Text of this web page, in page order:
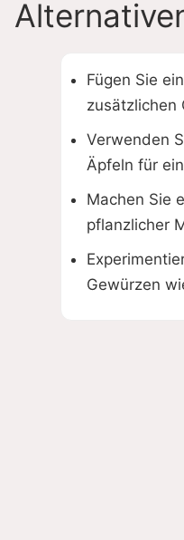
Fügen Sie
zusätzlichen
Verwenden
Äpfeln für
Machen Sie
pflanzlicher
Gewürzen